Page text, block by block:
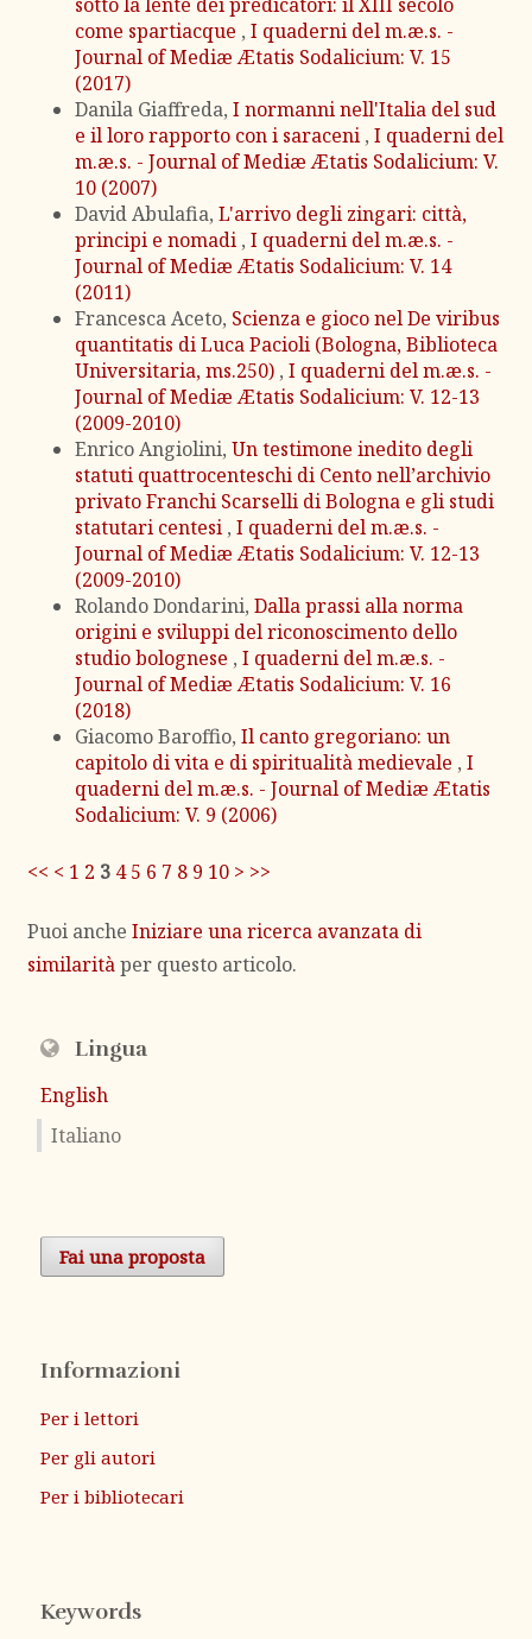
come spartiacque , I quaderni del m.æ.s. -
Journal of Mediæ Ætatis Sodalicium: V. 15
(2017)
Danila Giaffreda, I normanni nell'Italia del sud
e il loro rapporto con i saraceni , I quaderni del
m.æ.s. - Journal of Mediæ Ætatis Sodalicium: V.
10 (2007)
David Abulafia, L'arrivo degli zingari: città,
principi e nomadi , I quaderni del m.æ.s. -
Journal of Mediæ Ætatis Sodalicium: V. 14
(2011)
Francesca Aceto, Scienza e gioco nel De viribus
quantitatis di Luca Pacioli (Bologna, Biblioteca
Universitaria, ms.250) , I quaderni del m.æ.s. -
Journal of Mediæ Ætatis Sodalicium: V. 12-13
(2009-2010)
Enrico Angiolini, Un testimone inedito degli
statuti quattrocenteschi di Cento nell’archivio
privato Franchi Scarselli di Bologna e gli studi
statutari centesi , I quaderni del m.æ.s. -
Journal of Mediæ Ætatis Sodalicium: V. 12-13
(2009-2010)
Rolando Dondarini, Dalla prassi alla norma
origini e sviluppi del riconoscimento dello
studio bolognese , I quaderni del m.æ.s. -
Journal of Mediæ Ætatis Sodalicium: V. 16
(2018)
Giacomo Baroffio, Il canto gregoriano: un
capitolo di vita e di spiritualità medievale , I
quaderni del m.æ.s. - Journal of Mediæ Ætatis
Sodalicium: V. 9 (2006)
<< < 1 2 3 4 5 6 7 8 9 10 > >>
Puoi anche Iniziare una ricerca avanzata di
similaritàper questo articolo.
Lingua
English
Italiano
Fai una proposta
Informazioni
Per i lettori
Per gli autori
Per i bibliotecari
Keywords